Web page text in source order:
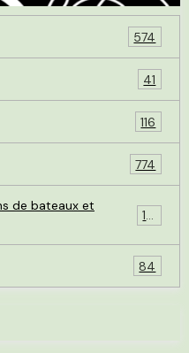
574
41
116
774
de bateaux et
119
84